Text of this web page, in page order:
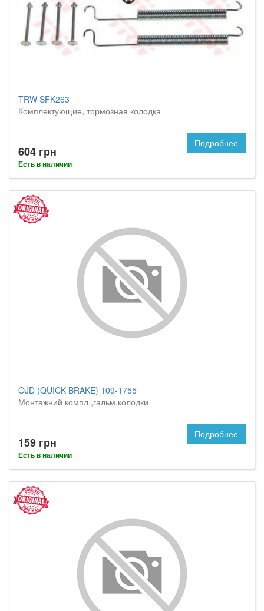
TRW SFK263
Комплектующие, тормозная колодка
604 грн
Есть в наличии
Подробнее
OJD (QUICK BRAKE) 109-1755
Монтажний компл.,гальм.колодки
159 грн
Есть в наличии
Подробнее